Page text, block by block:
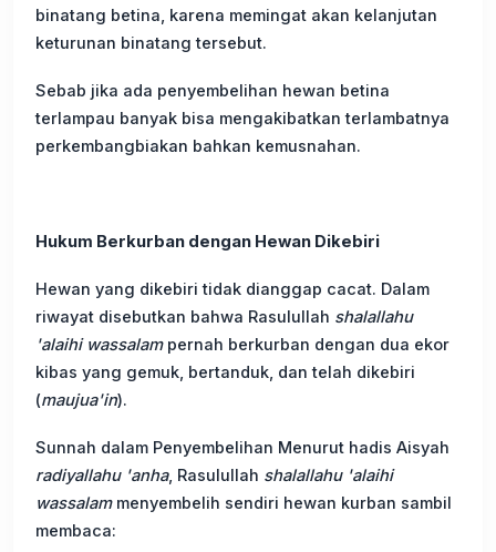
binatang betina, karena memingat akan kelanjutan
keturunan binatang tersebut.
Sebab jika ada penyembelihan hewan betina
terlampau banyak bisa mengakibatkan terlambatnya
perkembangbiakan bahkan kemusnahan.
Hukum Berkurban dengan Hewan Dikebiri
Hewan yang dikebiri tidak dianggap cacat. Dalam
riwayat disebutkan bahwa Rasulullah shalallahu
'alaihi wassalampernah berkurban dengan dua ekor
kibas yang gemuk, bertanduk, dan telah dikebiri
(maujua'in).
Sunnah dalam Penyembelihan Menurut hadis Aisyah
radiyallahu 'anha, Rasulullah shalallahu 'alaihi
wassalammenyembelih sendiri hewan kurban sambil
membaca: